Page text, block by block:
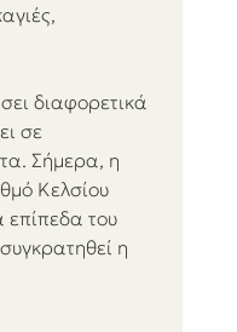
διαφορετικά
σε
Σήμερα, η
Κελσίου
επίπεδα του
η